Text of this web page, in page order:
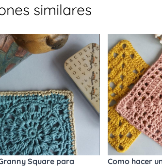
similares
Square para
Como hacer